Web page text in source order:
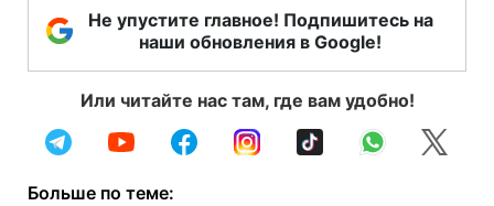
Не упустите главное! Подпишитесь на
наши обновления в Google!
Или читайте нас там, где вам удобно!
Больше по теме: